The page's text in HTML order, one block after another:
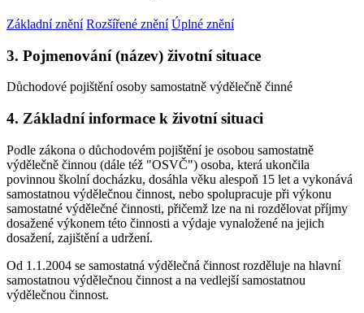
Základní znění Rozšířené znění Úplné znění
3. Pojmenování (název) životní situace
Důchodové pojištění osoby samostatně výdělečně činné
4. Základní informace k životní situaci
Podle zákona o důchodovém pojištění je osobou samostatně
výdělečně činnou (dále též "OSVČ") osoba, která ukončila
povinnou školní docházku, dosáhla věku alespoň 15 let a vykonává
samostatnou výdělečnou činnost, nebo spolupracuje při výkonu
samostatné výdělečné činnosti, přičemž lze na ni rozdělovat příjmy
dosažené výkonem této činnosti a výdaje vynaložené na jejich
dosažení, zajištění a udržení.
Od 1.1.2004 se samostatná výdělečná činnost rozděluje na hlavní
samostatnou výdělečnou činnost a na vedlejší samostatnou
výdělečnou činnost.